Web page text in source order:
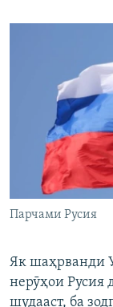
Парчами Русия
Як шаҳрванди
нерӯҳои Русия
шудааст, ба